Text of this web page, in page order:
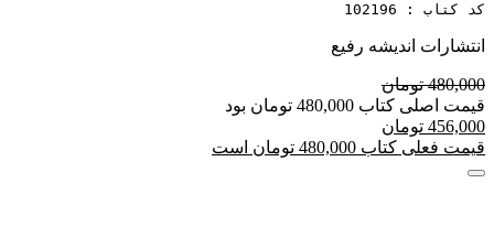
کد کتاب : 102196
انتشارات اندیشه رفیع
480,000 تومان
قیمت اصلی کتاب 480,000 تومان بود
456,000 تومان
قیمت فعلی کتاب 480,000 تومان است